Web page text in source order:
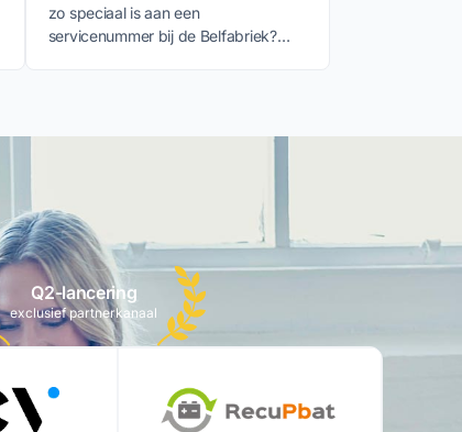
zo speciaal is aan een
servicenummer bij de Belfabriek?
Q2-lancering
exclusief partnerkanaal